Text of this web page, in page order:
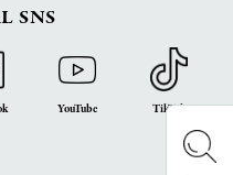
SNS
YouTube TikTok